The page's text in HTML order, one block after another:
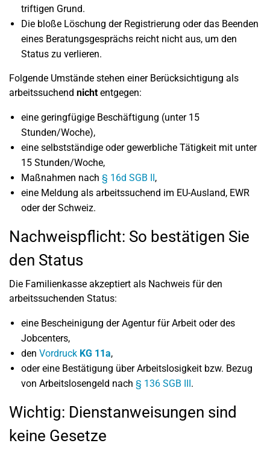
triftigen Grund.
Die bloße Löschung der Registrierung oder das Beenden
eines Beratungsgesprächs reicht nicht aus, um den
Status zu verlieren.
Folgende Umstände stehen einer Berücksichtigung als
arbeitssuchend nichtentgegen:
eine geringfügige Beschäftigung (unter 15
Stunden/Woche),
eine selbstständige oder gewerbliche Tätigkeit mit unter
15 Stunden/Woche,
Maßnahmen nach § 16d SGB II,
eine Meldung als arbeitssuchend im EU-Ausland, EWR
oder der Schweiz.
Nachweispflicht: So bestätigen Sie
den Status
Die Familienkasse akzeptiert als Nachweis für den
arbeitssuchenden Status:
eine Bescheinigung der Agentur für Arbeit oder des
Jobcenters,
den Vordruck KG 11a,
oder eine Bestätigung über Arbeitslosigkeit bzw. Bezug
von Arbeitslosengeld nach § 136 SGB III.
Wichtig: Dienstanweisungen sind
keine Gesetze